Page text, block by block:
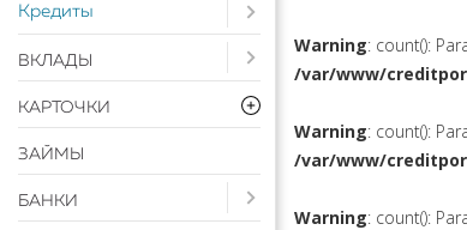
Open submenu ( Кредиты)
Кредиты
Open submenu ( Вклады)
ВКЛАДЫ
КАРТОЧКИ
ЗАЙМЫ
Open submenu ( Банки)
БАНКИ
Warning: count():
/var/www/
Warning: count():
/var/www/
Warning: count():